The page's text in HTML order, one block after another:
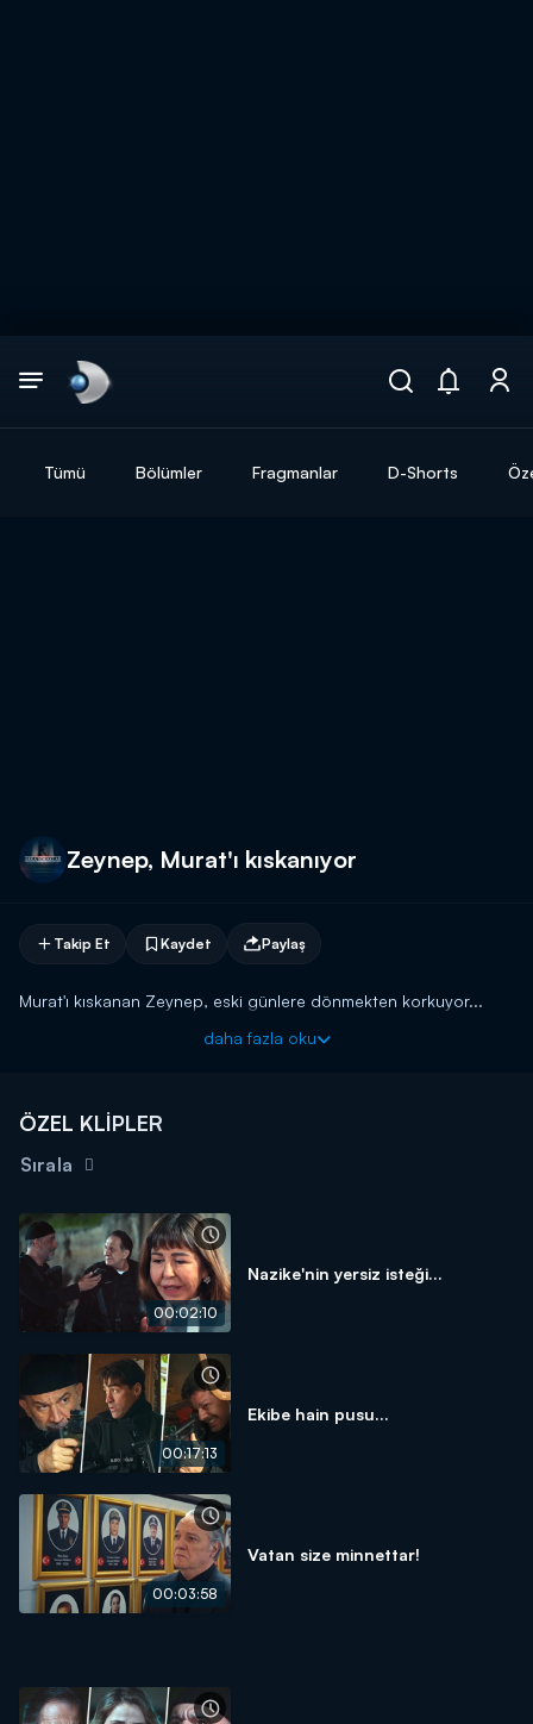
Tümü Bölümler Fragmanlar D-Shorts
Zeynep, Murat'ı kıskanıyor
Takip Et Kaydet Paylaş
Murat'ı kıskanan Zeynep, eski günlere dönmekten korkuyor...
daha fazla oku
ÖZEL KLİPLER
Sırala
00:02:10
Nazike'nin yersiz isteği...
00:17:13
Ekibe hain pusu...
00:03:58
Vatan size minnettar!